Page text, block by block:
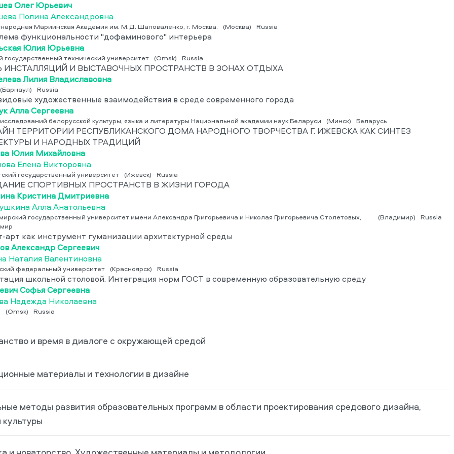
Олег Юрьевич
Полина Александровна
Мариинская Академия им. М.Д. Шаповаленко, г. Москва. (Москва) Russia
функциональности "дофаминового" интерьера
Юлия Юрьевна
государственный технический университет (Omsk) Russia
ИНСТАЛЛЯЦИЙ И ВЫСТАВОЧНЫХ ПРОСТРАНСТВ В ЗОНАХ ОТДЫХА
Лилия Владиславовна
(Барнаул) Russia
художественные взаимодействия в среде современного города
Алла Сергеевна
белорусской культуры, языка и литературы Национальной академии наук Беларуси (Минск) Беларусь
ТЕРРИТОРИИ РЕСПУБЛИКАНСКОГО ДОМА НАРОДНОГО ТВОРЧЕСТВА Г. ИЖЕВСКА КАК СИНТЕЗ
И НАРОДНЫХ ТРАДИЦИЙ
Юлия Михайловна
Елена Викторовна
государственный университет (Ижевск) Russia
СПОРТИВНЫХ ПРОСТРАНСТВ В ЖИЗНИ ГОРОДА
Кристина Дмитриевна
Алла Анатольевна
государственный университет имени Александра Григорьевича и Николая Григорьевича Столетовых,
(Владимир) Russia
арт как инструмент гуманизации архитектурной среды
Александр Сергеевич
Наталия Валентиновна
федеральный университет (Красноярск) Russia
школьной столовой. Интеграция норм ГОСТ в современную образовательную среду
Софья Сергеевна
Надежда Николаевна
(Omsk) Russia
и время в диалоге с окружающей средой
материалы и технологии в дизайне
методы развития образовательных программ в области проектирования средового дизайна,
культуры